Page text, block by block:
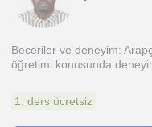
Beceriler ve deneyim:
öğretimi konusunda
1. ders ücretsiz